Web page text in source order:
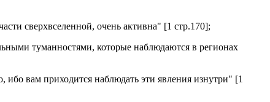
сверхвселенной, очень активна" [1 стр.170];
туманностями, которые наблюдаются в регионах
вам приходится наблюдать эти явления изнутри" [1